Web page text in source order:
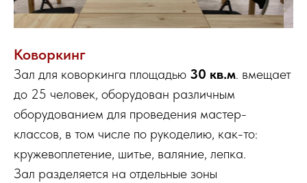
Коворкинг
Зал для коворкинга площадью 30 кв.м. вмещает
до 25 человек, оборудован различным
оборудованием для проведения мастер-
классов, в том числе по рукоделию, как-то:
кружевоплетение, шитье, валяние, лепка.
Зал разделяется на отдельные зоны